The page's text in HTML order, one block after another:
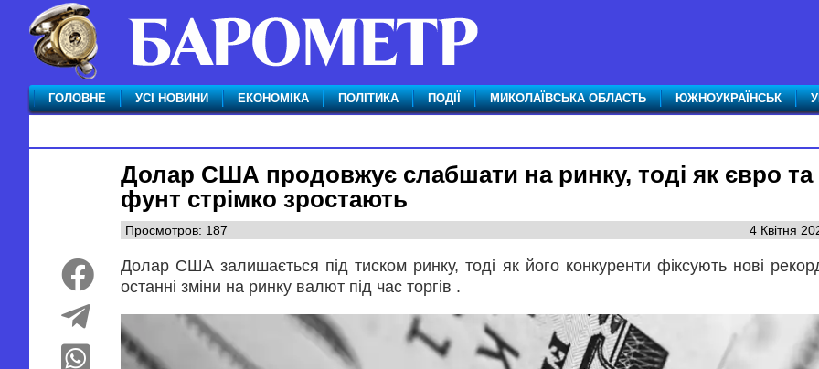
ГОЛОВНЕ УСІ НОВИНИ ЕКОНОМІКА ПОЛІТИКА ПОДІЇ МИКОЛАЇВСЬКА ОБЛАСТЬ ЮЖНОУКРАЇНСЬК
Долар США продовжує слабшати на ринку, тоді як євро та
фунт стрімко зростають
Просмотров: 187 4 Квітня
Долар США залишається під тиском ринку, тоді як його конкуренти фіксують нові
останні зміни на ринку валют під час торгів .